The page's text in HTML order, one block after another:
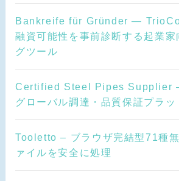
Bankreife für Gründer —
融資可能性を事前診断する起業家
グツール
Certified Steel Pipes Supplier
グローバル調達・品質保証プラッ
Tooletto – ブラウザ完結型71種
ァイルを安全に処理